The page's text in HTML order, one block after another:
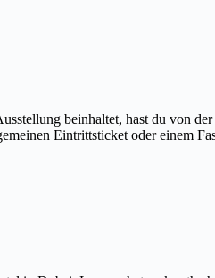
beinhaltet, hast du von
Eintrittsticket oder einem